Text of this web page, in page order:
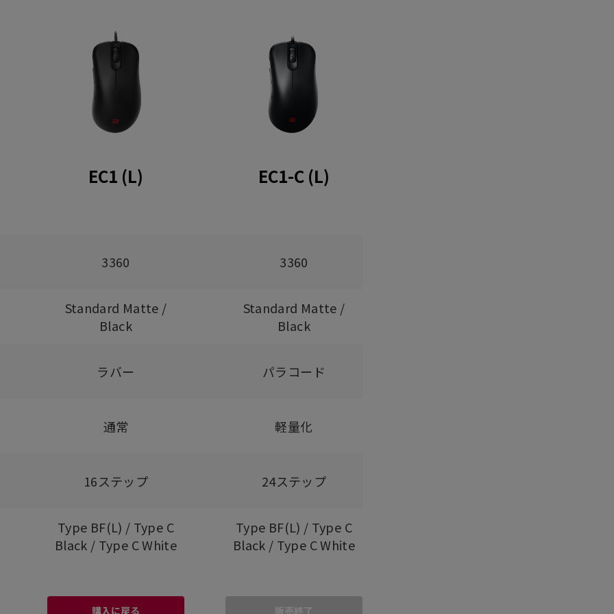
EC1 (L)
3360
Standard Matte /
Black
ラバー
通常
16ステップ
Type BF(L) / Type C
Black / Type C White
購入に戻る
EC1-C (L)
3360
Standard Matte /
Black
パラコード
軽量化
24ステップ
Type BF(L) / Type C
Black / Type C White
販売終了